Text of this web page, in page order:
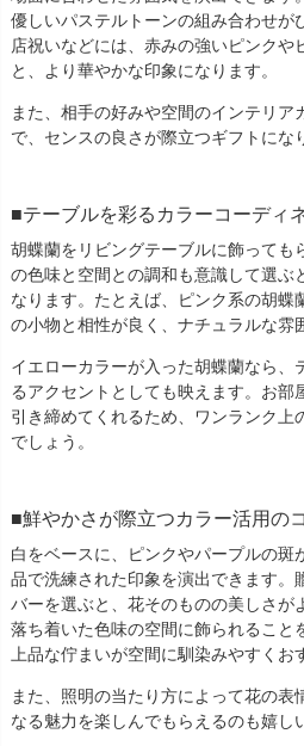
優しいパステルトーンの組み合わせが
店祝いなどには、赤みの強いピンクや
と、より華やかな印象になります。
また、相手の好みや空間のインテリア
で、センスの良さが際立つギフトにな
テーブルを彩るカラーコーディ
胡蝶蘭をリビングテーブルに飾っても
の色味と空間との調和も意識して選ぶ
なります。たとえば、ピンク系の胡蝶
の小物と相性が良く、ナチュラルな雰
イエローカラーが入った胡蝶蘭なら、
るアクセントとしても映えます。お部
引き締めてくれるため、ワンランク上
でしょう。
鮮やかさが際立つカラー活用の
白をベースに、ピンクやパープルの斑
品で洗練された印象を演出できます。
バーを選ぶと、花そのものの美しさが
落ち着いた色味の空間に飾られること
上品な佇まいが空間に馴染みやすくお
また、照明の当たり方によって花の表
なる魅力を楽しんでもらえるのも嬉し